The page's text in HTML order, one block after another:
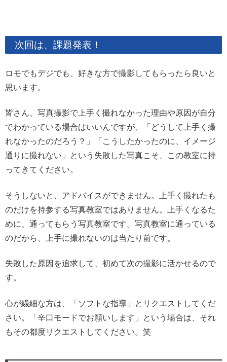
次回は、課題発表！
ロモでもデジでも、好きな方で撮影してもらったら良いと
思います。
皆さん、写真撮影で上手く撮れなかった理由や原因が自分
でわかっている場合はいいんですが、「どうして上手く撮
れなかったのだろう？」「こうしたかったのに、イメージ
通りに撮れない」という失敗した写真こそ、この教室に持
ってきてください。
そうしないと、アドバイスができません。上手く撮れたも
のだけを持参する写真教室ではありません。上手くなるた
めに、通ってもらう写真教室です。写真教室に通っている
のだから、上手に撮れないのは当たり前です。
失敗した原因を追求して、初めて次の撮影に活かせるので
す。
心が繊細な方は、「ソフトな指導」とリクエストしてくだ
さい。「辛口モードでお願いします」という場合は、それ
もその都度リクエストしてください。笑